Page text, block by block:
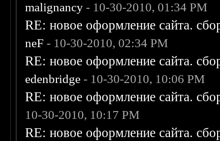
malignancy - 10-30-2010, 01:34 PM
RE: новое оформление сайта.
neF - 10-30-2010, 02:34 PM
RE: новое оформление сайта.
edenbridge - 10-30-2010, 10:06 PM
RE: новое оформление сайта.
10-30-2010, 10:17 PM
RE: новое оформление сайта.